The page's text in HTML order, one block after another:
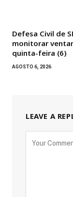
Defesa Civil de
monitorar
quinta-feira (6)
AGOSTO 6, 2026
LEAVE A